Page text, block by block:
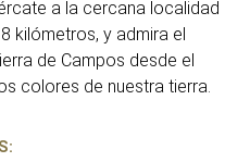
a la cercana localidad
kilómetros, y admira el
de Campos desde el
colores de nuestra tierra.